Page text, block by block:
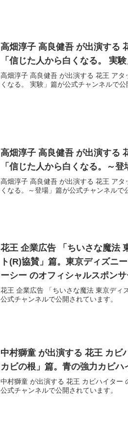
高畑淳子 高良健吾 が出演する
「信じた人から白くなる。 実
高畑淳子 高良健吾 が出演する 花王 アタ
くなる。 実験」篇が公式チャンネルで公
高畑淳子 高良健吾 が出演する
「信じた人から白くなる。～登
高畑淳子 高良健吾 が出演する 花王 アタ
くなる。～登場」篇が公式チャンネルで
花王 企業広告 「ちいさな魔法
ト(R)協賛」篇。東京ディズニ
ーシー のオフィシャルスポン
花王 企業広告 「ちいさな魔法 東京ディ
公式チャンネルで公開されています。
中村獅童 が出演する 花王 カビ
カビの根」篇。青の強力カビハ
中村獅童 が出演する 花王 カビハイター
公式チャンネルで公開されています。